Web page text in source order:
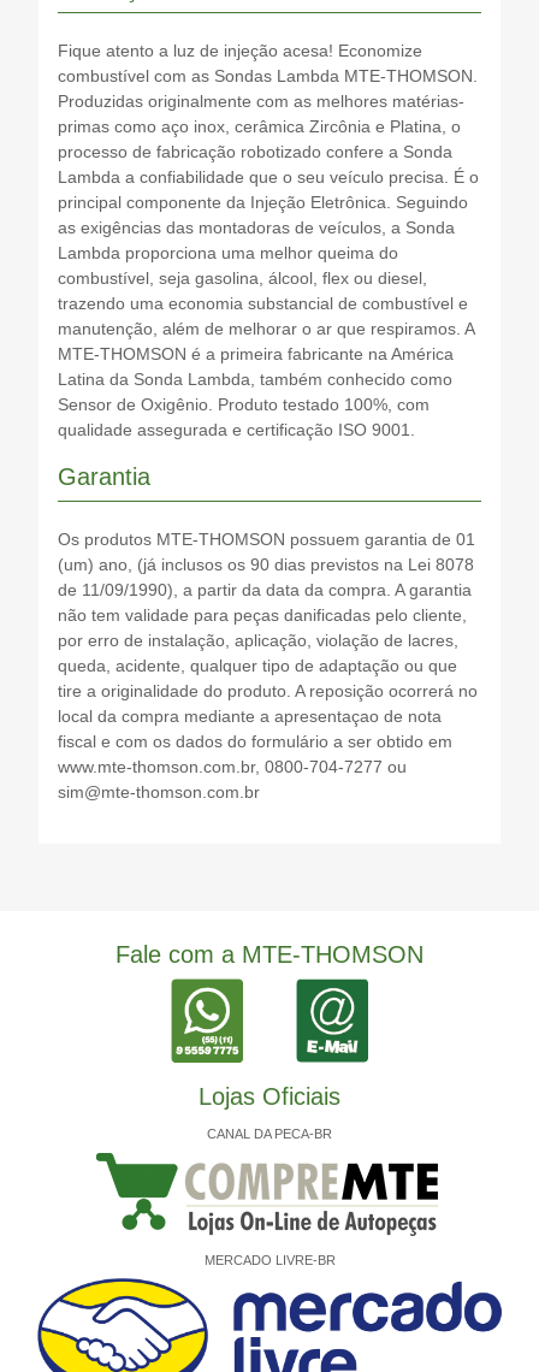
Fique atento a luz de injeção acesa! Economize
combustível com as Sondas Lambda MTE-THOMSON.
Produzidas originalmente com as melhores matérias-
primas como aço inox, cerâmica Zircônia e Platina, o
processo de fabricação robotizado confere a Sonda
Lambda a confiabilidade que o seu veículo precisa. É o
principal componente da Injeção Eletrônica. Seguindo
as exigências das montadoras de veículos, a Sonda
Lambda proporciona uma melhor queima do
combustível, seja gasolina, álcool, flex ou diesel,
trazendo uma economia substancial de combustível e
manutenção, além de melhorar o ar que respiramos. A
MTE-THOMSON é a primeira fabricante na América
Latina da Sonda Lambda, também conhecido como
Sensor de Oxigênio. Produto testado 100%, com
qualidade assegurada e certificação ISO 9001.
Garantia
Os produtos MTE-THOMSON possuem garantia de 01
(um) ano, (já inclusos os 90 dias previstos na Lei 8078
de 11/09/1990), a partir da data da compra. A garantia
não tem validade para peças danificadas pelo cliente,
por erro de instalação, aplicação, violação de lacres,
queda, acidente, qualquer tipo de adaptação ou que
tire a originalidade do produto. A reposição ocorrerá no
local da compra mediante a apresentaçao de nota
fiscal e com os dados do formulário a ser obtido em
www.mte-thomson.com.br, 0800-704-7277 ou
sim@mte-thomson.com.br
Fale com a MTE-THOMSON
Lojas Oficiais
CANAL DA PECA-BR
MERCADO LIVRE-BR